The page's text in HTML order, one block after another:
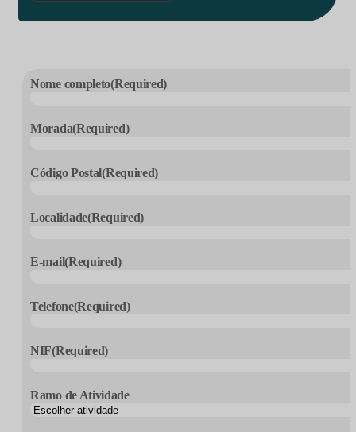
Nome completo(Required)
Morada(Required)
Código Postal(Required)
Localidade(Required)
E-mail(Required)
Telefone(Required)
NIF(Required)
Ramo de Atividade